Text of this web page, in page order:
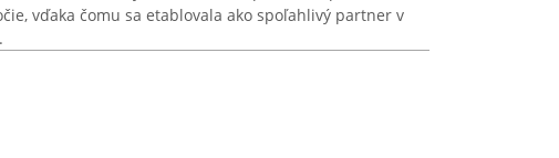
vďaka čomu sa etablovala ako spoľahlivý partner v